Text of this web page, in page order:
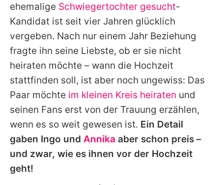
Datenschutzerklärung
Nutzungsbedingungen
Utiq verwalten
ehemalige Schwiegertochter gesucht-
Kandidat ist seit vier Jahren glücklich
vergeben. Nach nur einem Jahr Beziehung
fragte ihn seine Liebste, ob er sie nicht
heiraten möchte – wann die Hochzeit
stattfinden soll, ist aber noch ungewiss: Das
Paar möchte im kleinen Kreis heiraten und
seinen Fans erst von der Trauung erzählen,
wenn es so weit gewesen ist. Ein Detail
gaben Ingo und Annika aber schon preis –
und zwar, wie es ihnen vor der Hochzeit
geht!